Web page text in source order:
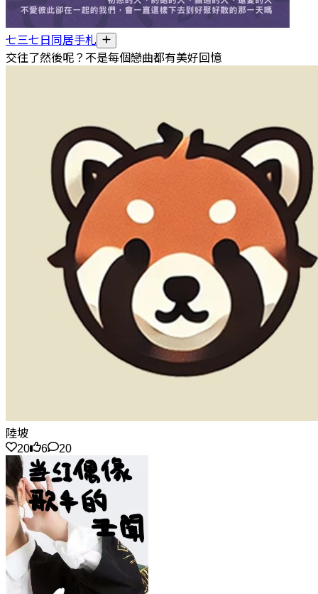
七三七日同居手札
交往了然後呢？不是每個戀曲都有美好回憶
陸坡
20
6 20